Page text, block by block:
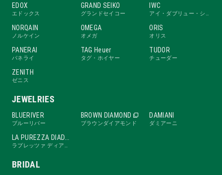
EDOX
エドックス
GRAND SEIKO
グランドセイコー
IWC
NORQAIN
ノルケイン
OMEGA
オメガ
ORIS
オリス
PANERAI
パネライ
TAG Heuer
タグ・ホイヤー
TUDOR
チューダー
ZENITH
ゼニス
JEWELRIES
BLUERIVER
ブルーリバー
BROWN DIAMOND
ブラウンダイアモンド
DAMIANI
ダミアーニ
LA PUREZZA DIADE
BRIDAL